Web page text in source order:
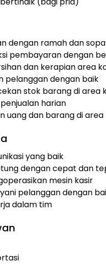
dengan ramah dan
pembayaran dengan
dan kerapian area
pelanggan dengan baik
stok barang di area
harian
uang dan barang di area
yang baik
dengan cepat dan
mesin kasir
pelanggan dengan
dalam tim